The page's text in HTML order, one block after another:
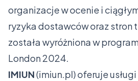
organizacje w ocenie i
ryzyka dostawców oraz stron
została wyróżniona w
London 2024.
IMIUN(imiun.pl) oferuje